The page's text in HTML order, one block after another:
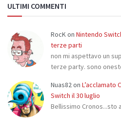
ULTIMI COMMENTI
RocKon Nintendo
terze parti
non mi aspettavo un
terze party. sono
Nuas82on L’acclamato
Switch il 30 luglio
Bellissimo Cronos...sto